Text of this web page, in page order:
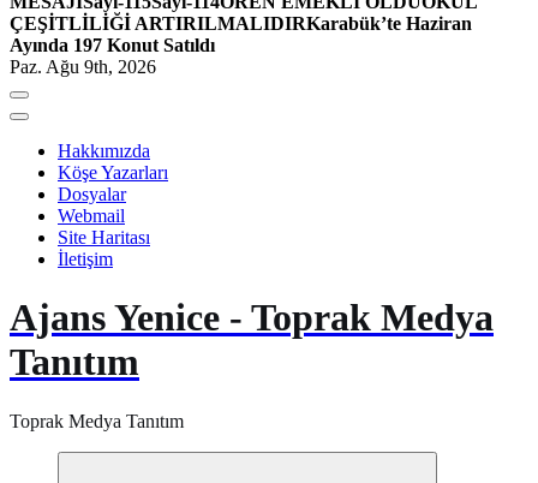
ÇEŞİTLİLİĞİ ARTIRILMALIDIRKarabük’te Haziran
Ayında 197 Konut Satıldı
Paz. Ağu 9th, 2026
Hakkımızda
Köşe Yazarları
Dosyalar
Webmail
Site Haritası
İletişim
Ajans Yenice - Toprak Medya
Tanıtım
Toprak Medya Tanıtım